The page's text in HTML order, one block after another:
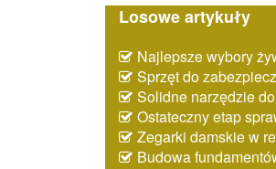
Losowe artykuły
Najlepsze wybory
Sprzęt do
Solidne narzędzie
Ostateczny etap
Zegarki damskie w
Budowa